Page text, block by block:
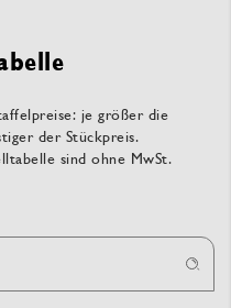
je größer die
der Stückpreis.
sind ohne MwSt.